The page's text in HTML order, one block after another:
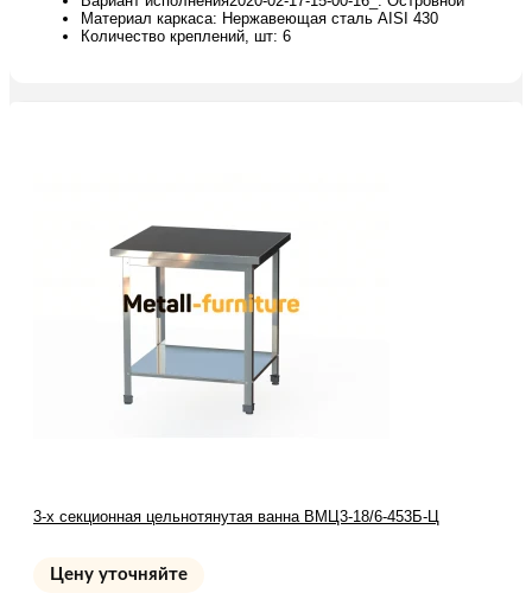
Материал каркаса: Нержавеющая сталь AISI 430
Количество креплений, шт: 6
3-х секционная цельнотянутая ванна ВМЦ3-18/6-453Б-Ц
Цену уточняйте